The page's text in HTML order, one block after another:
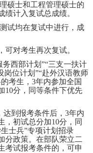
硕士和工程管理硕士的
绩计入复试总成绩。
试均在复试中进行，成
可对考生再次复试。
西部计划”“三支一扶计
岗位计划”“赴外汉语教师
考生， 3年内参加全国
10分，同等条件下优先
到报考条件后， 3年内
，初试总分加10分，同
士兵”专项计划招录
分政策。在部队荣立二
考试报考条件的，可申